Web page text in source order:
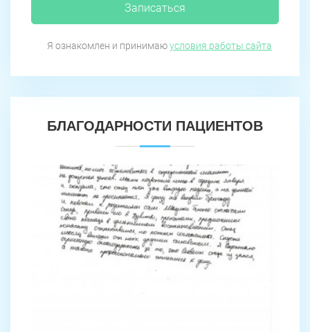
Записаться
Я ознакомлен и принимаюусловия работы сайта
БЛАГОДАРНОСТИ ПАЦИЕНТОВ